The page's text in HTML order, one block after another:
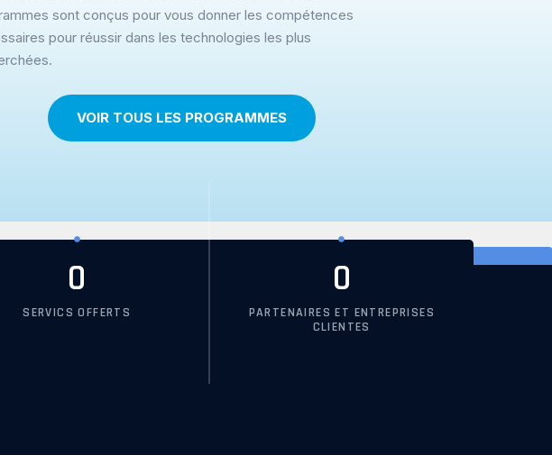
VOIR TOUS LES PROGRAMMES
sont conçus pour vous donner les compétences
pour réussir dans les technologies les plus
0
SERVICS OFFERTS
0
PARTENAIRES ET ENTREPRISES
CLIENTES